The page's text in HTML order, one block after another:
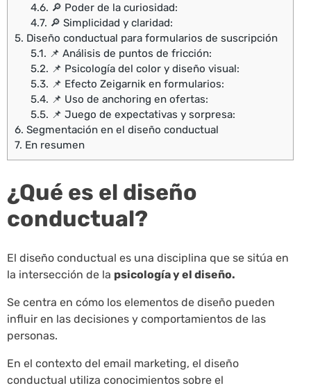
4.6. 🔎 Poder de la curiosidad:
4.7. 🔎 Simplicidad y claridad:
5. Diseño conductual para formularios de suscripción
5.1. 📌 Análisis de puntos de fricción:
5.2. 📌 Psicología del color y diseño visual:
5.3. 📌 Efecto Zeigarnik en formularios:
5.4. 📌 Uso de anchoring en ofertas:
5.5. 📌 Juego de expectativas y sorpresa:
6. Segmentación en el diseño conductual
7. En resumen
¿Qué es el diseño
conductual?
El diseño conductual es una disciplina que se sitúa en
la intersección de la psicología y el diseño.
Se centra en cómo los elementos de diseño pueden
influir en las decisiones y comportamientos de las
personas.
En el contexto del email marketing, el diseño
conductual utiliza conocimientos sobre el